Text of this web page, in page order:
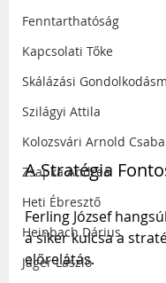
Fenntarthatóság
Kapcsolati Tőke
Skálázási
Szilágyi Attila
Kolozsvári Arnold Csaba
Zsapka Andrea
Heti Ébresztő
Heinbach Dárius
Jáger László
A Stratégia
Ferling József
a siker kulcsa a
előrelátás.